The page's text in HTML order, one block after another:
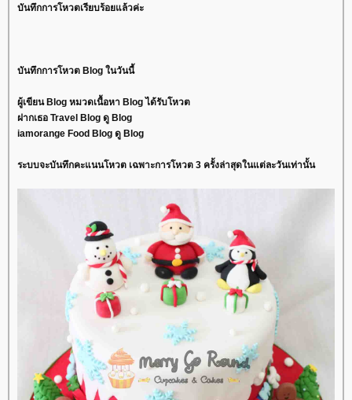
บันทึกการโหวตเรียบร้อยแล้วค่ะ
บันทึกการโหวต Blog ในวันนี้
ผู้เขียน Blog หมวดเนื้อหา Blog ได้รับโหวต
ฝากเธอ Travel Blog ดู Blog
iamorange Food Blog ดู Blog
ระบบจะบันทึกคะแนนโหวต เฉพาะการโหวต 3 ครั้งล่าสุดในแต่ละวันเท่านั้น